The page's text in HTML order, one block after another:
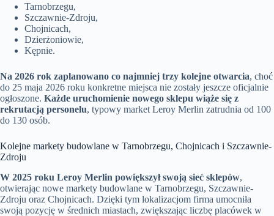
Tarnobrzegu,
Szczawnie-Zdroju,
Chojnicach,
Dzierżoniowie,
Kępnie.
Na 2026 rok zaplanowano co najmniej trzy kolejne otwarcia, choć
do 25 maja 2026 roku konkretne miejsca nie zostały jeszcze oficjalnie
ogłoszone. Każde uruchomienie nowego sklepu wiąże się z
rekrutacją personelu, typowy market Leroy Merlin zatrudnia od 100
do 130 osób.
Kolejne markety budowlane w Tarnobrzegu, Chojnicach i Szczawnie-
Zdroju
W 2025 roku Leroy Merlin powiększył swoją sieć sklepów,
otwierając nowe markety budowlane w Tarnobrzegu, Szczawnie-
Zdroju oraz Chojnicach. Dzięki tym lokalizacjom firma umocniła
swoją pozycję w średnich miastach, zwiększając liczbę placówek w